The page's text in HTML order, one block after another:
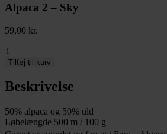
Alpaca 2 – Sky
59,00 kr.
Alpaca
2
Sky
antal
Tilføj til kurv
Beskrivelse
50% alpaca og 50% uld
Løbelængde 500 m / 100 g